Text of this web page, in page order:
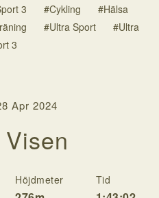
3 #Cykling
#Hälsa
#Ultra Sport
#Ultra
3
Apr 2024
Höjdmeter Tid